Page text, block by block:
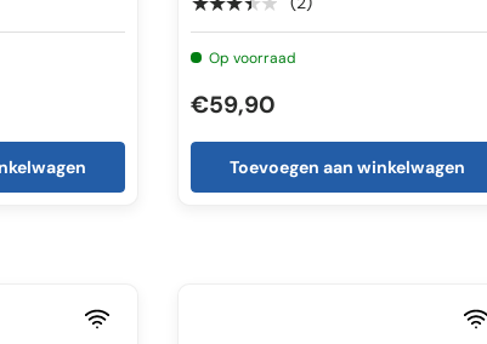
Op voorraad
€59,90
Toevoegen aan winkelwagen